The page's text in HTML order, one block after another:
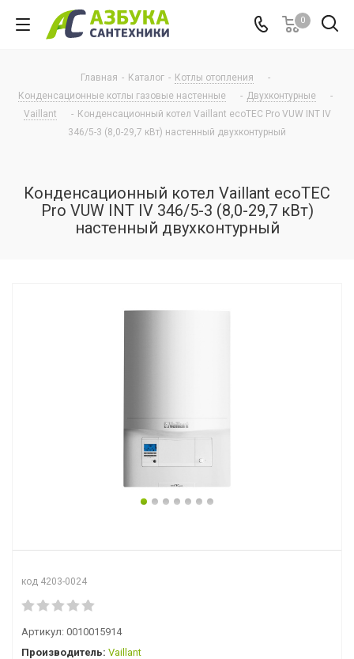
0
Главная - Каталог - Котлы отопления
-
Конденсационные котлы газовые настенные
- Двухконтурные
-
Vaillant
- Конденсационный котел Vaillant ecoTEC Pro VUW INT IV
346/5-3 (8,0-29,7 кВт) настенный двухконтурный
Конденсационный котел Vaillant ecoTEC
Pro VUW INT IV 346/5-3 (8,0-29,7 кВт)
настенный двухконтурный
код 4203-0024
Артикул: 0010015914
Производитель: Vaillant